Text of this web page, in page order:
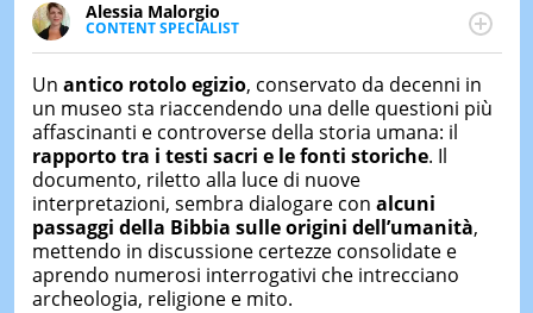
IERI
Alessia Malorgio
CONTENT SPECIALIST
Ha conseguito un Master in Marketing Management
occupa della creazione di contenuti in ottica SEO e
dello sviluppo di strategie marketing attraverso
canali digitali.
Un antico rotolo egizio, conservato da decenni in
un museo sta riaccendendo una delle questioni più
affascinanti e controverse della storia umana: il
rapporto tra i testi sacri e le fonti storiche. Il
documento, riletto alla luce di nuove
interpretazioni, sembra dialogare con alcuni
passaggi della Bibbia sulle origini dell’umanità,
mettendo in discussione certezze consolidate e
aprendo numerosi interrogativi che intrecciano
archeologia, religione e mito.